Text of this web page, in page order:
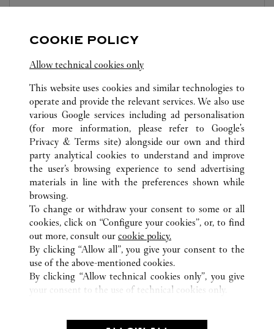
ターにて専任アンバサダーが承ります。なお、お
電話での作品のお取置きは承っておりません。
TODAS LAS UBICACIONES DE CARTIER JAPÓN
神奈川県
横浜市
西区高島2-18-1
CUSTOMER CARE
OUR COMPANY
CAREERS
COOKIE POLICY
Allow technical cookies only
This website uses cookies and similar technologies to
operate and provide the relevant services. We also use
various Google services including ad personalisation
(for more information, please refer to Google's
Privacy & Terms site) alongside our own and third
party analytical cookies to understand and improve
the user’s browsing experience to send advertising
materials in line with the preferences shown while
browsing.
To change or withdraw your consent to some or all
cookies, click on “Configure your cookies”, or, to find
out more, consult our cookie policy.
By clicking “Allow all”, you give your consent to the
use of the above-mentioned cookies.
By clicking “Allow technical cookies only”, you give
your consent to the use of technical cookies only.